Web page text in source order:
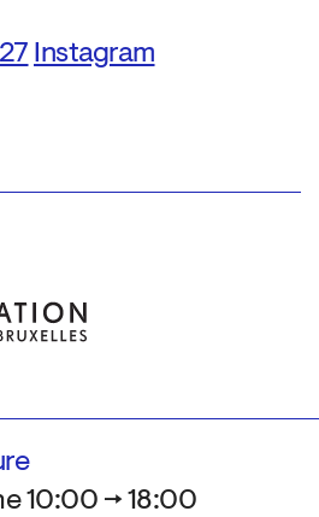
Instagram
10:00 → 18:00